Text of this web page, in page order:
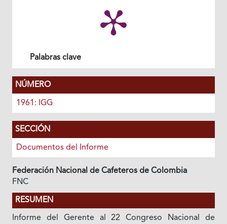
Palabras clave
NÚMERO
1961: IGG
SECCIÓN
Documentos del Informe
Federación Nacional de Cafeteros de Colombia
FNC
RESUMEN
Informe del Gerente al 22 Congreso Nacional de